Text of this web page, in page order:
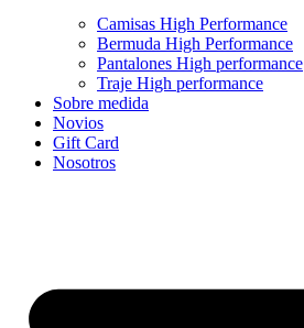
Camisas High Performance
Bermuda High Performance
Pantalones High performance
Traje High performance
Sobre medida
Novios
Gift Card
Nosotros